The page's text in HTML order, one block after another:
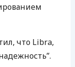
что Libra,